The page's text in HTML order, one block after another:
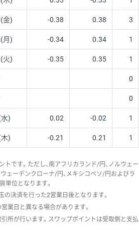
金) -0.38 0.38 3
月) -0.34 0.34 1
火) -0.35 0.35 1
0
0
) 0.02 -0.02 1
) -0.21 0.21 1
です。ただし、南アフリカランド/円、ノルウェー
ェーデンクローナ/円、メキシコペソ/円およびラ
単位となります。
の決済を行った2営業日後となります。
業日と異なる場合があります。
所が行います。スワップポイントは受取側と支払